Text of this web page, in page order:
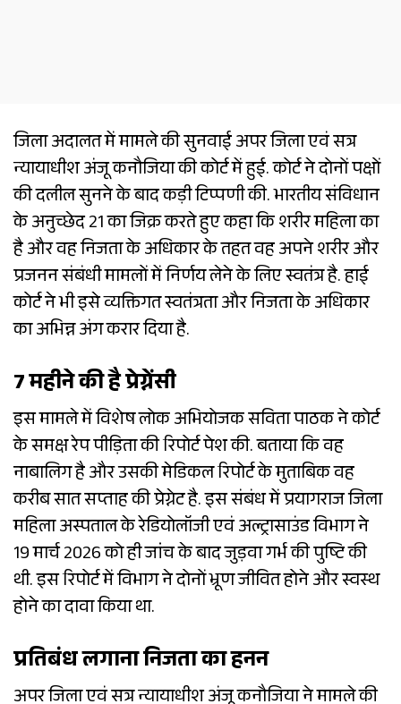
जिला अदालत में मामले की सुनवाई अपर जिला एवं सत्र
न्यायाधीश अंजू कनौजिया की कोर्ट में हुई. कोर्ट ने दोनों पक्षों
की दलील सुनने के बाद कड़ी टिप्पणी की. भारतीय संविधान
के अनुच्छेद 21 का जिक्र करते हुए कहा कि शरीर महिला का
है और वह निजता के अधिकार के तहत वह अपने शरीर और
प्रजनन संबंधी मामलों में निर्णय लेने के लिए स्वतंत्र है. हाई
कोर्ट ने भी इसे व्यक्तिगत स्वतंत्रता और निजता के अधिकार
का अभिन्न अंग करार दिया है.
7 महीने की है प्रेग्नेंसी
इस मामले में विशेष लोक अभियोजक सविता पाठक ने कोर्ट
के समक्ष रेप पीड़िता की रिपोर्ट पेश की. बताया कि वह
नाबालिग है और उसकी मेडिकल रिपोर्ट के मुताबिक वह
करीब सात सप्ताह की प्रेग्नेट है. इस संबंध में प्रयागराज जिला
महिला अस्पताल के रेडियोलॉजी एवं अल्ट्रासाउंड विभाग ने
19 मार्च 2026 को ही जांच के बाद जुड़वा गर्भ की पुष्टि की
थी. इस रिपोर्ट में विभाग ने दोनों भ्रूण जीवित होने और स्वस्थ
होने का दावा किया था.
प्रतिबंध लगाना निजता का हनन